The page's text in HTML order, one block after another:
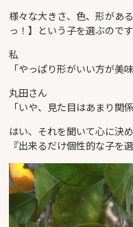
様々な大きさ、色、形があ
っ！】という子を選ぶので
私
「やっぱり形がいい方が美
丸田さん
「いや、見た目はあまり関
はい、それを聞いて心に決め
『出来るだけ個性的な子を